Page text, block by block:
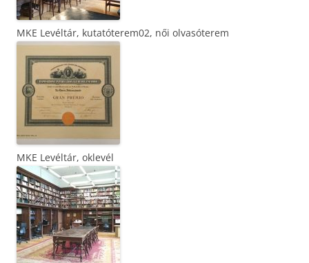
MKE Levéltár, kutatóterem02, női olvasóterem
MKE Levéltár, oklevél